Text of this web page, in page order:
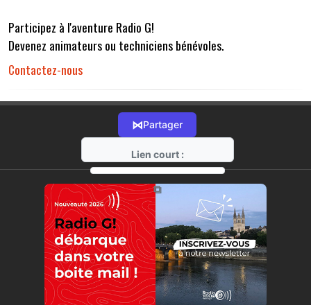
Participez à l'aventure Radio G!
Devenez animateurs ou techniciens bénévoles.
Contactez-nous
⋈Partager
Lien court :
https://radio-g.fr?r32
⧉